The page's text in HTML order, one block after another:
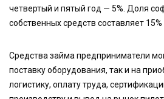
четвертый и пятый год — 5%. Доля
собственных средств составляет
Средства займа предприниматели
поставку оборудования, так и на
логистику, оплату труда,